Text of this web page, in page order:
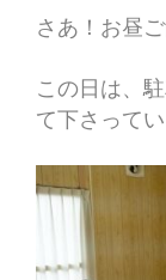
さあ！お昼ご
この日は、
て下さってい